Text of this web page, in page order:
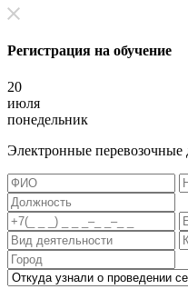
Регистрация на обучение
20
июля
понедельник
Электронные